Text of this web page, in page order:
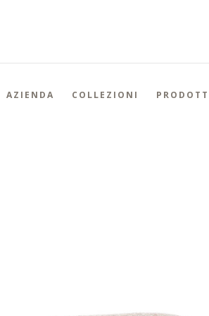
AZIENDA COLLEZIONI